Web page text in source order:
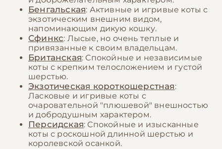
Бенгальская: Активные и игривые коты с
экзотическим внешним видом,
напоминающим дикую кошку.
Сфинкс: Лысые, но очень теплые и
привязанные к своим владельцам.
Британская: Спокойные и независимые
коты с крепким телосложением и густой
шерстью.
Экзотическая короткошерстная:
Ласковые и игривые коты с
очаровательной "плюшевой" внешностью
и добродушным характером.
Персидская: Спокойные и изысканные
коты с роскошной длинной шерстью и
королевской осанкой.